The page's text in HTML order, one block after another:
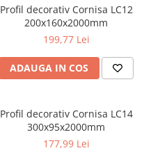
Profil decorativ Cornisa LC12
200x160x2000mm
199,77 Lei
ADAUGA IN COS
Profil decorativ Cornisa LC14
300x95x2000mm
177,99 Lei